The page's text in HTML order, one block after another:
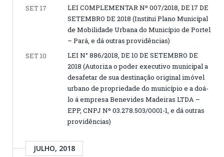
SET 17
LEI COMPLEMENTAR Nº 007/2018, DE 17 DE
SETEMBRO DE 2018 (Institui Plano Municipal
de Mobilidade Urbana do Município de Portel
– Pará, e dá outras providências)
SET 10
LEI N° 886/2018, DE 10 DE SETEMBRO DE
2018 (Autoriza o poder executivo municipal a
desafetar de sua destinação original imóvel
urbano de propriedade do município e a doá-
lo á empresa Benevides Madeiras LTDA –
EPP, CNPJ Nº 03.278.503/0001-1, e dá outras
providências)
JULHO, 2018